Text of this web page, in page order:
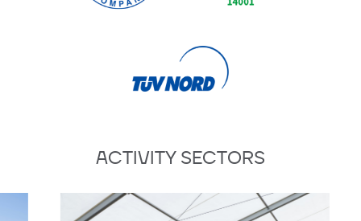
ACTIVITY SECTORS